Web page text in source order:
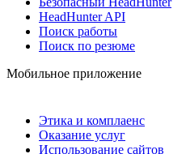
HeadHunter API
Поиск работы
Поиск по резюме
Мобильное приложение
Этика и комплаенс
Оказание услуг
Использование сайтов